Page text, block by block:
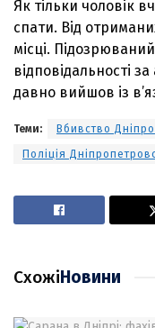
Як тільки чоловік
спати. Від
місці.
відповідальності
давно вийшов із
Теми:
Вбивство Дніпро
Поліція
СхожіНовини